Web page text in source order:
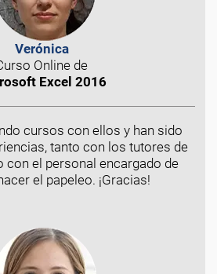
Verónica
Online de
Excel 2016
cursos con ellos y han sido
tanto con los tutores de
el personal encargado de
el papeleo. ¡Gracias!